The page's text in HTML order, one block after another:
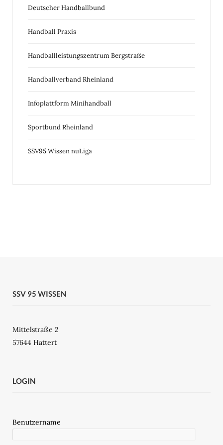
Deutscher Handballbund
Handball Praxis
Handballleistungszentrum Bergstraße
Handballverband Rheinland
Infoplattform Minihandball
Sportbund Rheinland
SSV95 Wissen nuLiga
SSV 95 WISSEN
Mittelstraße 2
57644 Hattert
LOGIN
Benutzername